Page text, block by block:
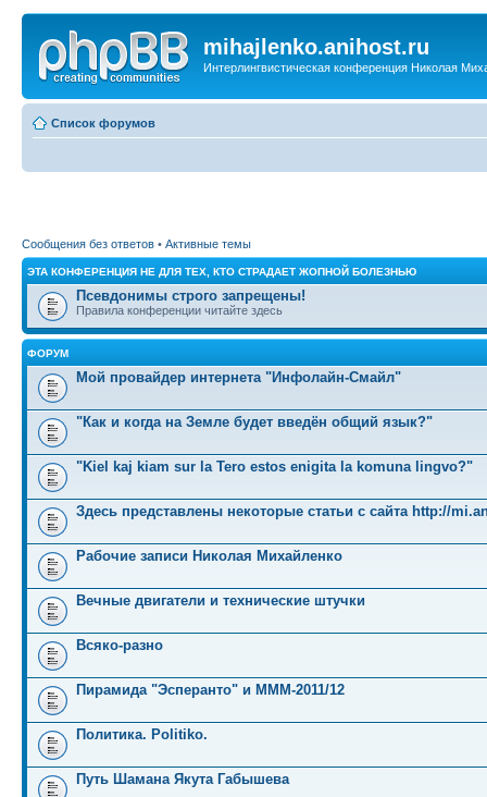
mihajlenko.anihost.ru
Интерлингвистическая конференция Николая
Список форумов
Сообщения без ответов • Активные темы
ЭТА КОНФЕРЕНЦИЯ НЕ ДЛЯ ТЕХ, КТО СТРАДАЕТ ЖОПНОЙ БОЛЕЗНЬЮ
Псевдонимы строго запрещены!
Правила конференции читайте здесь
ФОРУМ
Мой провайдер интернета "Инфолайн-Смайл"
"Как и когда на Земле будет введён общий язык?"
"Kiel kaj kiam sur la Tero estos enigita la komuna lingvo?"
Здесь представлены некоторые статьи с сайта http://
Рабочие записи Николая Михайленко
Вечные двигатели и технические штучки
Всяко-разно
Пирамида "Эсперанто" и MMM-2011/12
Политика. Politiko.
Путь Шамана Якута Габышева